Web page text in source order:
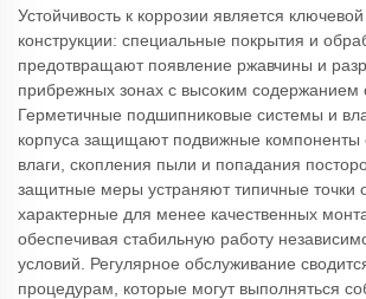
Устойчивость к коррозии является
конструкции: специальные покрытия и
предотвращают появление ржавчины и
прибрежных зонах с высоким содержанием
Герметичные подшипниковые системы и
корпуса защищают подвижные компоненты
влаги, скопления пыли и попадания
защитные меры устраняют типичные точки
характерные для менее качественных
обеспечивая стабильную работу
условий. Регулярное обслуживание
процедурам, которые могут выполняться